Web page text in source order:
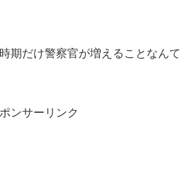
期だけ警察官が増えることなんて
ンサーリンク